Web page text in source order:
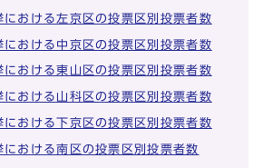
における左京区の投票区別投票者数
における中京区の投票区別投票者数
における東山区の投票区別投票者数
における山科区の投票区別投票者数
における下京区の投票区別投票者数
における南区の投票区別投票者数